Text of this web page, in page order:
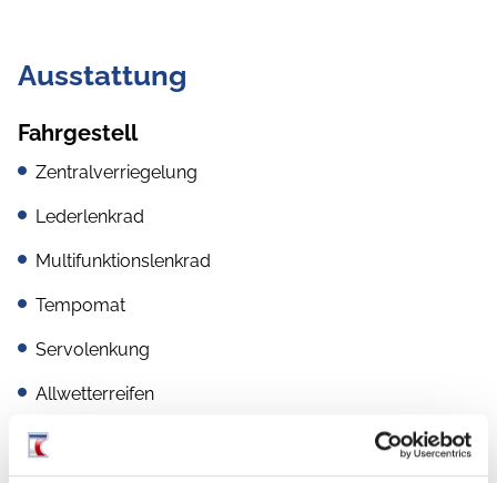
Ausstattung
Fahrgestell
Zentralverriegelung
Lederlenkrad
Multifunktionslenkrad
Tempomat
Servolenkung
Allwetterreifen